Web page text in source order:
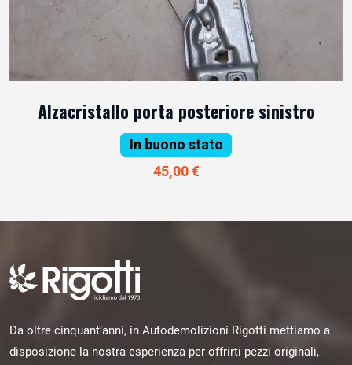
Alzacristallo porta posteriore sinistro
In buono stato
45,00 €
Da oltre cinquant’anni, in Autodemolizioni Rigotti mettiamo a
disposizione la nostra esperienza per offrirti pezzi originali,